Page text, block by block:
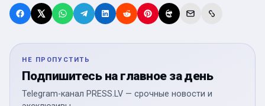
НЕ ПРОПУСТИТЬ
Подпишитесь на главное за день
Telegram-канал PRESS.LV — срочные новости и